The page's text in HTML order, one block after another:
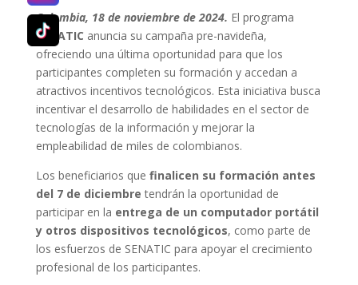
Colombia, 18 de noviembre de 2024. El programa
SENATIC anuncia su campaña pre-navideña,
ofreciendo una última oportunidad para que los
participantes completen su formación y accedan a
atractivos incentivos tecnológicos. Esta iniciativa busca
incentivar el desarrollo de habilidades en el sector de
tecnologías de la información y mejorar la
empleabilidad de miles de colombianos.
Los beneficiarios que finalicen su formación antes
del 7 de diciembre tendrán la oportunidad de
participar en la entrega de un computador portátil
y otros dispositivos tecnológicos, como parte de
los esfuerzos de SENATIC para apoyar el crecimiento
profesional de los participantes.